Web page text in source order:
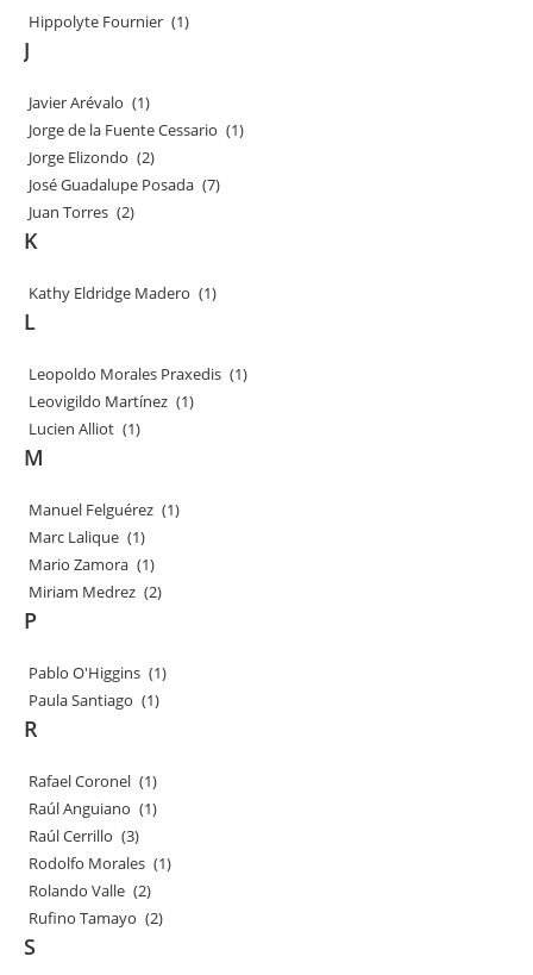
Hippolyte Fournier (1)
J
Javier Arévalo (1)
Jorge de la Fuente Cessario (1)
Jorge Elizondo (2)
José Guadalupe Posada (7)
Juan Torres (2)
K
Kathy Eldridge Madero (1)
L
Leopoldo Morales Praxedis (1)
Leovigildo Martínez (1)
Lucien Alliot (1)
M
Manuel Felguérez (1)
Marc Lalique (1)
Mario Zamora (1)
Miriam Medrez (2)
P
Pablo O'Higgins (1)
Paula Santiago (1)
R
Rafael Coronel (1)
Raúl Anguiano (1)
Raúl Cerrillo (3)
Rodolfo Morales (1)
Rolando Valle (2)
Rufino Tamayo (2)
S